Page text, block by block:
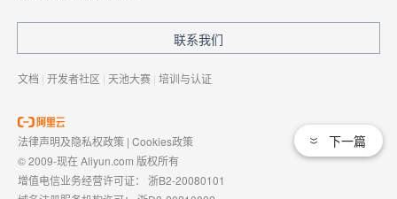
下一篇
联系我们
文档 | 开发者社区 | 天池大赛 | 培训与认证
法律声明及隐私权政策 | Cookies政策
© 2009-现在 Aliyun.com 版权所有
增值电信业务经营许可证： 浙B2-20080101